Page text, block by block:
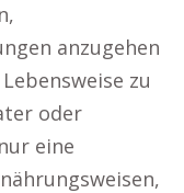
anzugehen
zu
oder
eine